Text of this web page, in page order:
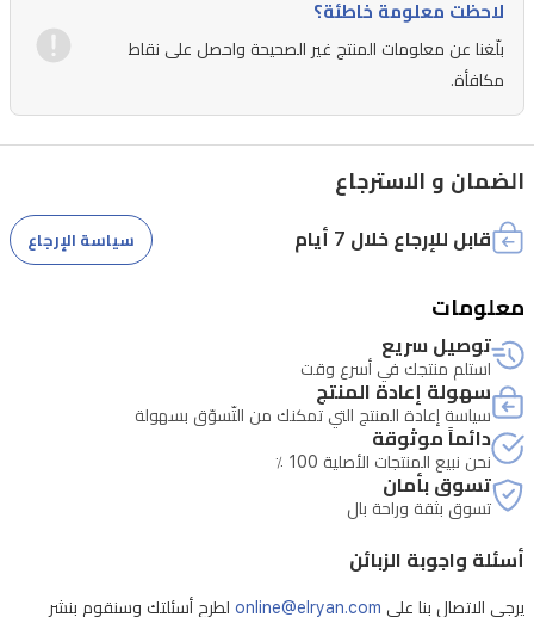
فعاليتها
في
عدم
بيضاء
100
مختلف.
بفضل
احتوائه
على
ربع
كريم
لاحظت معلومة خاطئة؟
بلّغنا عن معلومات المنتج غير الصحيحة واحصل على نقاط
مكافأة.
الضمان و الاسترجاع
قابل للإرجاع خلال 7 أيام سياسة الإرجاع
معلومات
توصيل سريع
استلم منتجك في أسرع وقت
سهولة إعادة المنتج
سياسة إعادة المنتج التي تمكنك من التّسوّق بسهولة
دائماً موثوقة
نحن نبيع المنتجات الأصلية 100 ٪
تسوق بأمان
تسوق بثقة وراحة بال
أسئلة واجوبة الزبائن
يرجى الاتصال بنا على online@elryan.com لطرح أسئلتك وسنقوم بنشر